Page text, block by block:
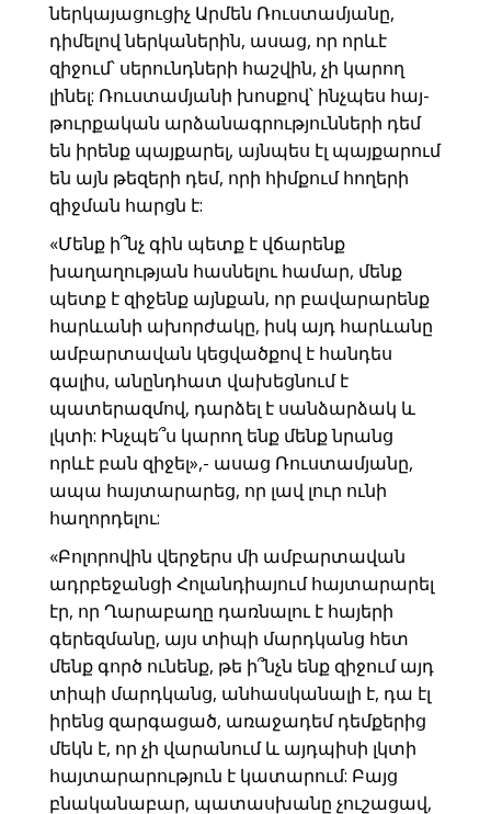
ներկայացուցիչ Արմեն Ռուստամյանը,
դիմելով ներկաներին, ասաց, որ որևէ
զիջում՝ սերունդների հաշվին, չի կարող
լինել: Ռուստամյանի խոսքով՝ ինչպես հայ-
թուրքական արձանագրությունների դեմ
են իրենք պայքարել, այնպես էլ պայքարում
են այն թեզերի դեմ, որի հիմքում հողերի
զիջման հարցն է:
«Մենք ի՞նչ գին պետք է վճարենք
խաղաղության հասնելու համար, մենք
պետք է զիջենք այնքան, որ բավարարենք
հարևանի ախորժակը, իսկ այդ հարևանը
ամբարտավան կեցվածքով է հանդես
գալիս, անընդհատ վախեցնում է
պատերազմով, դարձել է սանձարձակ և
լկտի: Ինչպե՞ս կարող ենք մենք նրանց
որևէ բան զիջել»,- ասաց Ռուստամյանը,
ապա հայտարարեց, որ լավ լուր ունի
հաղորդելու:
«Բոլորովին վերջերս մի ամբարտավան
ադրբեջանցի Հոլանդիայում հայտարարել
էր, որ Ղարաբաղը դառնալու է հայերի
գերեզմանը, այս տիպի մարդկանց հետ
մենք գործ ունենք, թե ի՞նչն ենք զիջում այդ
տիպի մարդկանց, անհասկանալի է, դա էլ
իրենց զարգացած, առաջադեմ դեմքերից
մեկն է, որ չի վարանում և այդպիսի լկտի
հայտարարություն է կատարում: Բայց
բնականաբար, պատասխանը չուշացավ,